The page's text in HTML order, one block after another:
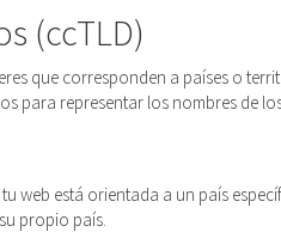
(ccTLD)
que corresponden a países o
para representar los nombres de
web está orientada a un país
propio país.